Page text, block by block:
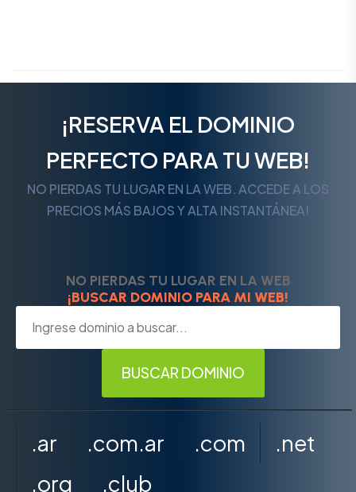
¡RESERVA EL DOMINIO
PERFECTO PARA TU WEB!
NO PIERDAS TU LUGAR EN LA WEB. ACCEDE A LOS
PRECIOS MÁS BAJOS Y ALTA INSTANTÁNEA!
NO PIERDAS TU LUGAR EN LA WEB
¡BUSCAR DOMINIO PARA MI WEB!
.ar .com.ar .com
.net
.org
.club